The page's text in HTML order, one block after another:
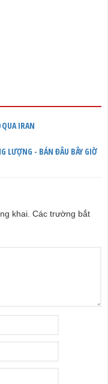
IRAN
LƯỢNG - BÁN ĐÂU BÂY GIỜ
khai. Các trường bắt